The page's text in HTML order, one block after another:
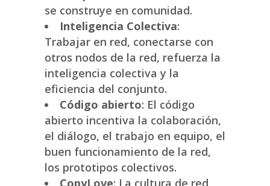
se construye en comunidad.
Inteligencia Colectiva:
Trabajar en red, conectarse con
otros nodos de la red, refuerza la
inteligencia colectiva y la
eficiencia del conjunto.
Código abierto: El código
abierto incentiva la colaboración,
el diálogo, el trabajo en equipo, el
buen funcionamiento de la red,
los prototipos colectivos.
CopyLove: La cultura de red